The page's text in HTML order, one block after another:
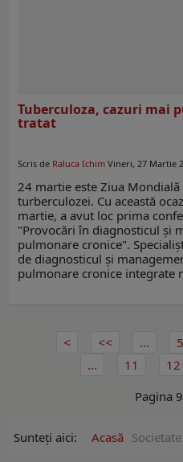
Tuberculoza, cazuri mai
tratat
Scris de Raluca Ichim Vineri, 27 Martie
24 martie este Ziua
turberculozei. Cu această
martie, a avut loc prima
"Provocări în diagnosticul și
pulmonare cronice".
de diagnosticul și
pulmonare cronice integrate
... 5
...
11 12
Pagina
Sunteți aici: Acasă Societate